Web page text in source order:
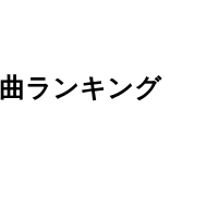
ランキング